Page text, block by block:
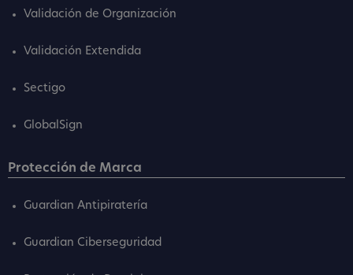
Validación de Organización
Validación Extendida
Sectigo
GlobalSign
Protección de Marca
Guardian Antipiratería
Guardian Ciberseguridad